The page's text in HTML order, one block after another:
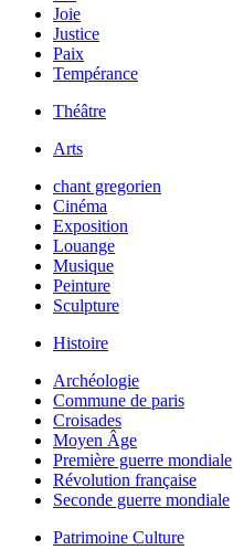
Joie
Justice
Paix
Tempérance
Théâtre
Arts
chant gregorien
Cinéma
Exposition
Louange
Musique
Peinture
Sculpture
Histoire
Archéologie
Commune de paris
Croisades
Moyen Âge
Première guerre mondiale
Révolution française
Seconde guerre mondiale
Patrimoine Culture